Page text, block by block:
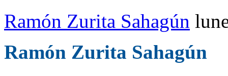
Ramón Zurita Sahagún
Ramón Zurita Sahagún